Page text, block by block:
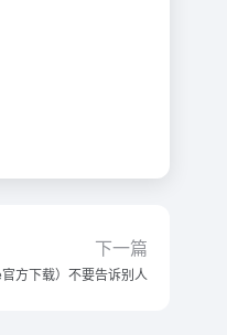
下一篇
方下载）不要告诉别人